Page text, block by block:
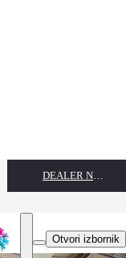
DEALER NAME
Otvori izbornik